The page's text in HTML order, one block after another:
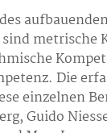
metrische
Die
einzelnen
Guido